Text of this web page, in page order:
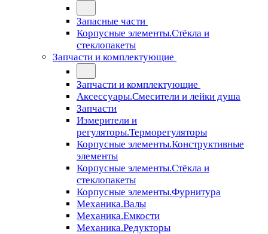
Запасные части
Корпусные элементы.Стёкла и
стеклопакеты
Запчасти и комплектующие
Запчасти и комплектующие
Аксессуары.Смесители и лейки душа
Запчасти
Измерители и
регуляторы.Терморегуляторы
Корпусные элементы.Конструктивные
элементы
Корпусные элементы.Стёкла и
стеклопакеты
Корпусные элементы.Фурнитура
Механика.Валы
Механика.Емкости
Механика.Редукторы